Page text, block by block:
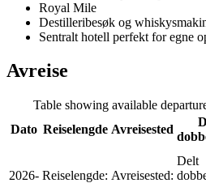
Royal Mile
Destilleribesøk og
Sentralt hotell perfekt for egne
Avreise
Table showing available
Dato Reiselengde Avreisested
2026- Reiselengde: Avreisested:
Delt